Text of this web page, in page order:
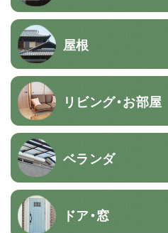
屋根
リビング・お部屋
ベランダ
ドア・窓